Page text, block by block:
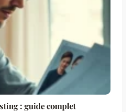
: guide complet